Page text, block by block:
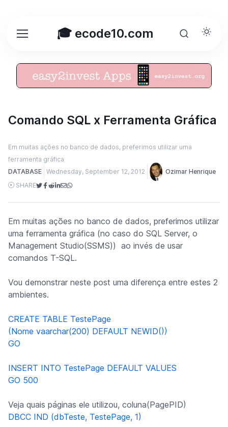
🎓 ecode10.com
Comando SQL x Ferramenta Gráfica
Em muitas ações no banco de dados, preferimos utilizar uma
ferramenta gráfica
DATABASE Wednesday, September 12, 2012
Ozimar Henrique
SHARE
Em muitas ações no banco de dados, preferimos utilizar
uma ferramenta gráfica (no caso do SQL Server, o
Management Studio(SSMS)) ao invés de usar
comandos T-SQL.
Vou demonstrar neste post uma diferença entre estes 2
ambientes.
CREATE TABLE TestePage
(Nome vaarchar(200) DEFAULT NEWID())
GO
INSERT INTO TestePage DEFAULT VALUES
GO 500
Veja quais páginas ele utilizou, coluna(PagePID)
DBCC IND (dbTeste, TestePage, 1)